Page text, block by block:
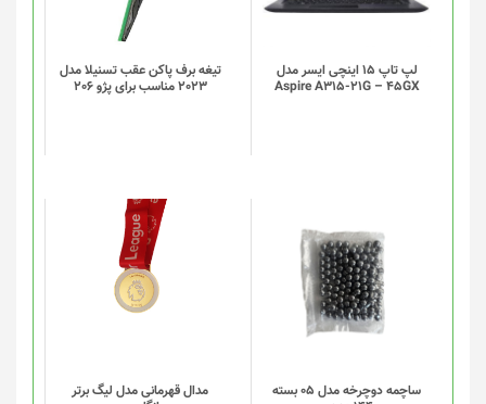
لپ تاپ 15 اینچی ایسر مدل
Aspire A315-21G – 45GX
تیغه برف پاکن عقب تسنیلا مدل
2023 مناسب برای پژو 206
ساچمه دوچرخه مدل 05 بسته
این
محصول
دارای
انواع
مختلفی
گزینه
مدال قهرمانی مدل لیگ برتر
این
محصول
دارای
انواع
گزینه